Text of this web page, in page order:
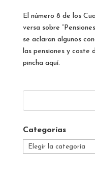
El número 8 de los
versa sobre
se aclaran algunos
las pensiones y coste
pincha aquí.
Categorías
Categorías